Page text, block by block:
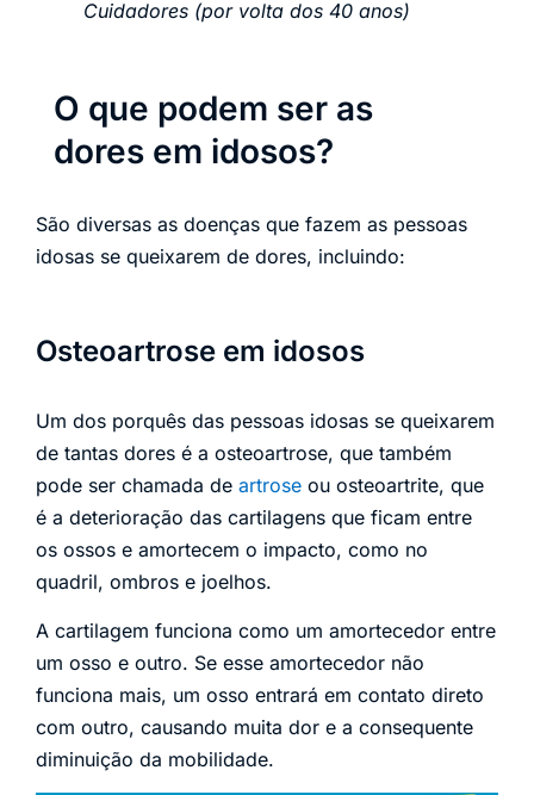
Cuidadores (por volta dos 40 anos)
O que podem ser as
dores em idosos?
São diversas as doenças que fazem as pessoas
idosas se queixarem de dores, incluindo:
Osteoartrose em idosos
Um dos porquês das pessoas idosas se queixarem
de tantas dores é a osteoartrose, que também
pode ser chamada de artrose ou osteoartrite, que
é a deterioração das cartilagens que ficam entre
os ossos e amortecem o impacto, como no
quadril, ombros e joelhos.
A cartilagem funciona como um amortecedor entre
um osso e outro. Se esse amortecedor não
funciona mais, um osso entrará em contato direto
com outro, causando muita dor e a consequente
diminuição da mobilidade.